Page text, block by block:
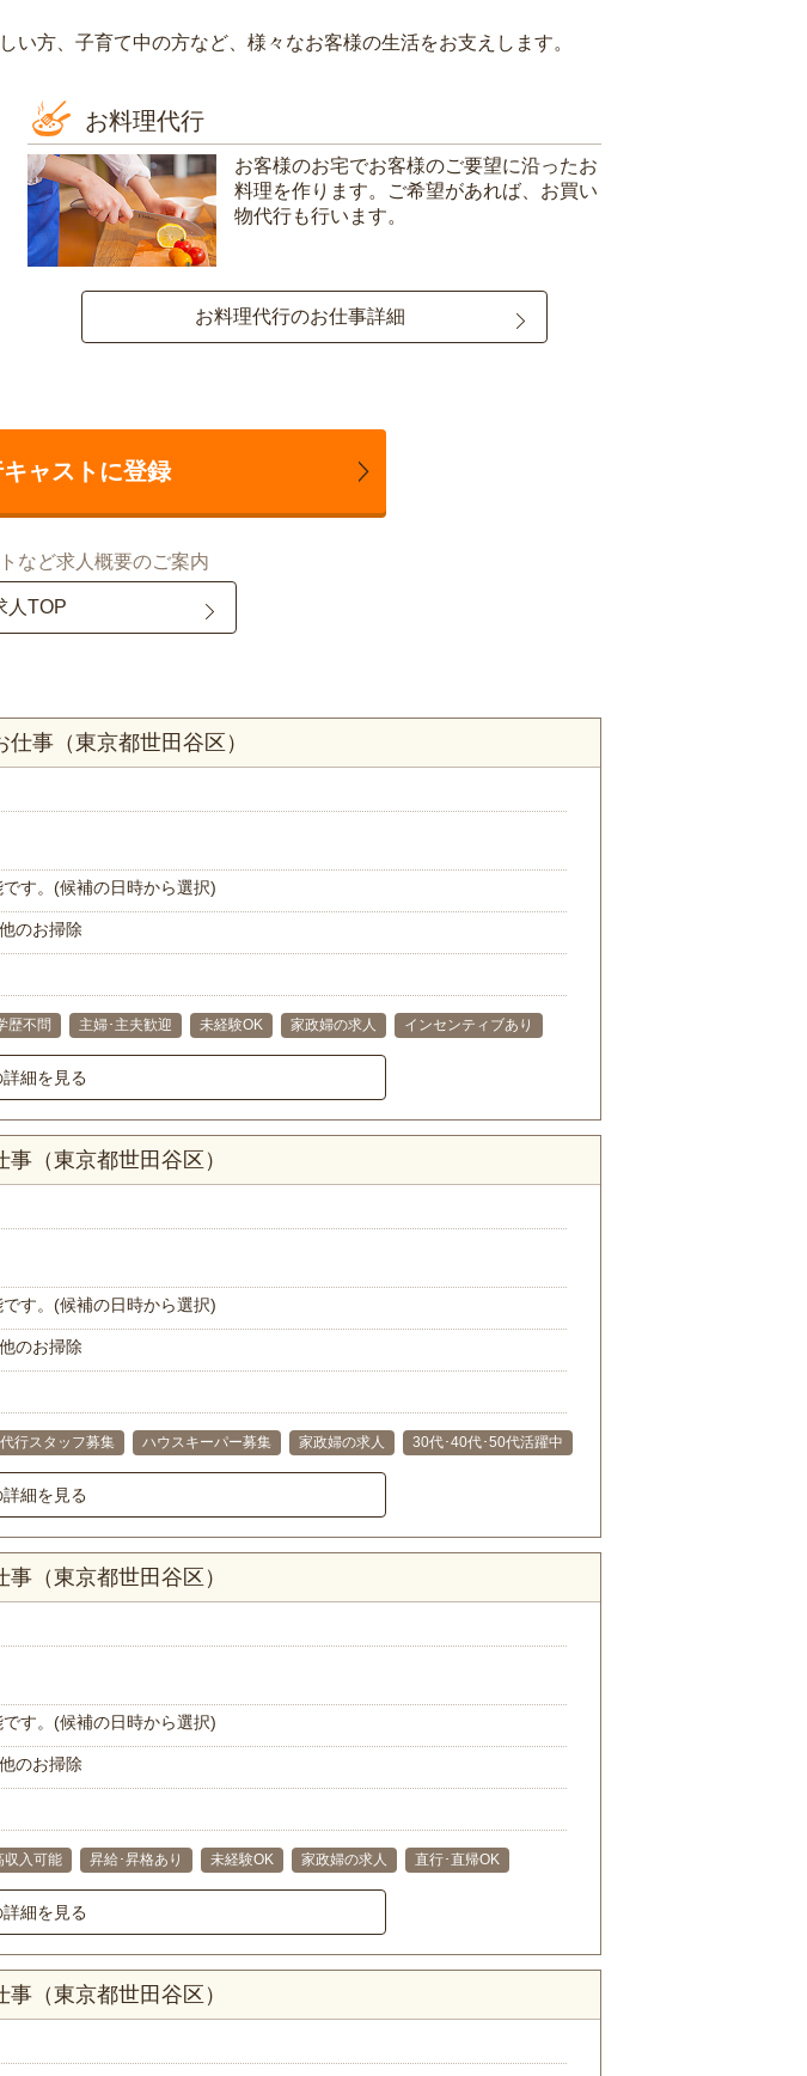
い方、子育て中の方など、様々なお客様の生活をお支えします。
お料理代行
お客様のお宅でお客様のご要望に沿ったお
料理を作ります。ご希望があれば、お買い
物代行も行います。
お料理代行のお仕事詳細
ャストに登録
など求人概要のご案内
人TOP
事（東京都世田谷区）
す。(候補の日時から選択)
のお掃除
歴不問 主婦･主夫歓迎 未経験OK 家政婦の求人 インセンティブあり
細を見る
（東京都世田谷区）
す。(候補の日時から選択)
のお掃除
行スタッフ募集 ハウスキーパー募集 家政婦の求人 30代･40代･50代活躍中
細を見る
（東京都世田谷区）
す。(候補の日時から選択)
のお掃除
収入可能 昇給･昇格あり 未経験OK 家政婦の求人 直行･直帰OK
細を見る
（東京都世田谷区）